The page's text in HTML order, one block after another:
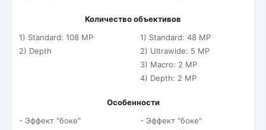
Количество объективов
1) Standard: 108 MP
2) Depth
1) Standard: 48 MP
2) Ultrawide: 5 MP
3) Macro: 2 MP
4) Depth: 2 MP
Особенности
- Эффект "боке"
- Эффект "боке"